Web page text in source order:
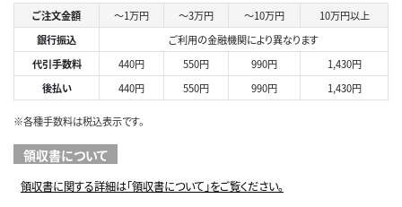
ご注文金額 ～1万円 ～3万円 ～10万円
10万円以上
銀行振込
ご利用の金融機関により異なります
代引手数料
440円 550円 990円
1,430円
後払い
440円 550円 990円 1,430円
※各種手数料は税込表示です。
領収書について
領収書に関する詳細は「領収書について」をご覧ください。